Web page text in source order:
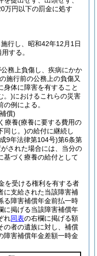
万円以下の罰金に処す
行し、昭和42年12月1日
する。
務上負傷し、疾病にかか
施行前の公務上の負傷又
身体に障害を有すること
。)におけるこれらの災害
例による。
償)
療養(療養に要する費用の
同じ。)の給付に継続し
9年法律第104号)第6条第
された場合には、当分の
基づく療養の給付として
を受ける権利を有する者
に支給された当該障害補
る障害補償年金前払一時
に掲げる当該障害補償年
れ同表の右欄に掲げる額
の者の遺族に対し、補償
障害補償年金差額一時金